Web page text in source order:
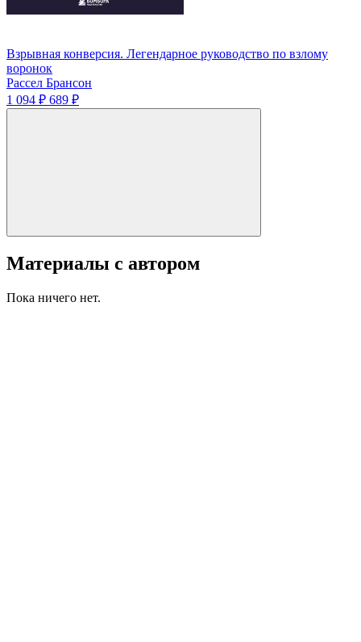
Взрывная конверсия. Легендарное руководство по взлому
воронок
Рассел Брансон
1 094 ₽ 689 ₽
Материалы с автором
Пока ничего нет.